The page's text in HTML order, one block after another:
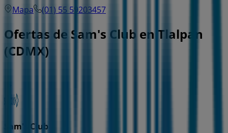
Mapa
(01) 55 59203457
Ofertas de Sam's Club en Tlalpan
(CDMX)
Sam's Club